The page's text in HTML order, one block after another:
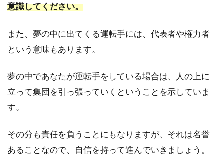
る夢
暗示
です
7
もっ
と詳
しく
たい
場合
は夢
意識してください。
また、夢の中に出てくる運転手には、代表者や権力者
という意味もあります。
夢の中であなたが運転手をしている場合は、人の上に
立って集団を引っ張っていくということを示していま
す。
その分も責任を負うことにもなりますが、それは名誉
あることなので、自信を持って進んでいきましょう。